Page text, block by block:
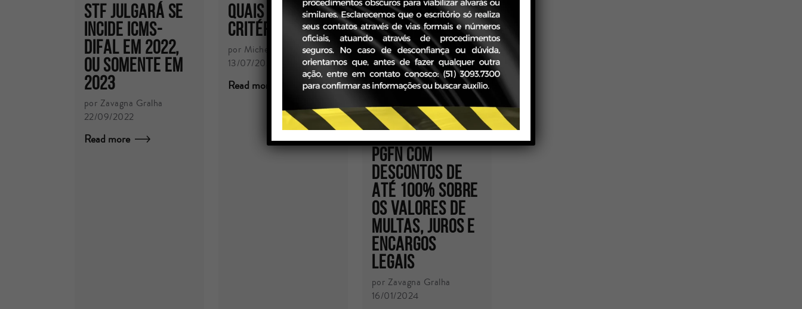
STF JULGARÁ SE
INCIDE ICMS-
DIFAL EM 2022,
OU SOMENTE EM
2023
por Zavagna Gralha
22/09/2022
Read more
Quais os
critérios?
por Michel Gralha
13/07/2020
Read more
TRANSAÇÃO
TRIBUTÁRIA POR
ADESÃO: EDITAL
PGDAU Nº
01/2024
POSSIBILITA A
NEGOCIAÇÃO DE
DÍVIDAS COM A
PGFN COM
DESCONTOS DE
ATÉ 100% SOBRE
OS VALORES DE
MULTAS, JUROS E
ENCARGOS
LEGAIS
por Zavagna Gralha
16/01/2024